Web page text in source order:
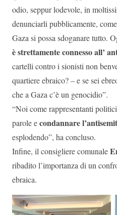
odio, seppur lodevole, in
denunciarli pubblicamente,
Gaza si possa sdoganare tutto.
è strettamente connesso all’
cartelli contro i sionisti non
quartiere ebraico? – e se sei
che a Gaza c’è un genocidio”.
“Noi come rappresentanti
parole econdannare
esplodendo”, ha concluso.
Infine, il consigliere comunale
ribadito l’importanza di un
ebraica.